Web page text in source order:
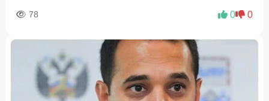
78 0 0